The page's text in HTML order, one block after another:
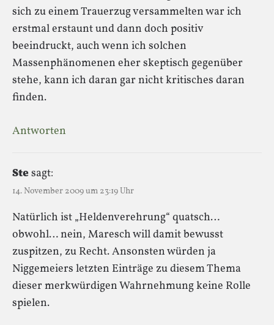
sich zu einem Trauerzug versammelten war ich
erstmal erstaunt und dann doch positiv
beeindruckt, auch wenn ich solchen
Massenphänomenen eher skeptisch gegenüber
stehe, kann ich daran gar nicht kritisches daran
finden.
Antworten
Stesagt:
14. November 2009 um 23:19 Uhr
Natürlich ist „Heldenverehrung“ quatsch…
obwohl… nein, Maresch will damit bewusst
zuspitzen, zu Recht. Ansonsten würden ja
Niggemeiers letzten Einträge zu diesem Thema
dieser merkwürdigen Wahrnehmung keine Rolle
spielen.